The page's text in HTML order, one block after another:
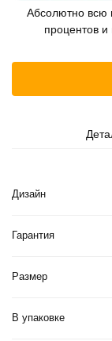
Абсолютно всю
процентов
Дизайн
Гарантия
Размер
В упаковке